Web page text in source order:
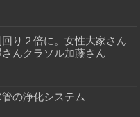
り２倍に。女性大家さん
んクラソル加藤さん
の浄化システム